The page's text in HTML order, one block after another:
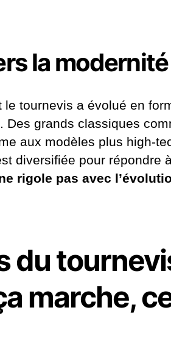
la modernité
tournevis a évolué en
Des grands classiques
aux modèles plus high-
diversifiée pour répondre
rigole pas avec
du
marche,